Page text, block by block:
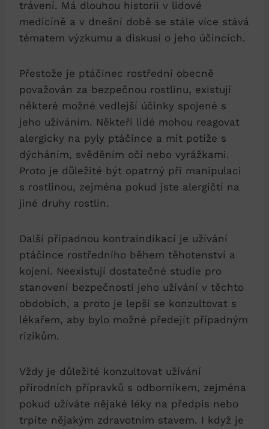
trávení. Má dlouhou​ historii v lidové
medicíně a v dnešní době ​se⁣ stále více stává⁣
tématem výzkumu​ a diskusí o jeho účincích.
Přestože je ⁤ptáčinec rostřední obecně
považován‌ za bezpečnou⁢ rostlinu, ⁤existují
některé ​možné vedlejší účinky‌ spojené​ s
jeho užíváním.‍ Někteří lidé mohou reagovat‍
alergicky na pyly‌ ptáčince a mít potíže s
dýcháním,⁤ svěděním očí nebo vyrážkami.
Proto je důležité být ⁣opatrný⁣ při manipulaci
s rostlinou, zejména pokud jste alergičtí na
jiné ​druhy⁢ rostlin.
Další případnou kontraindikací‍ je užívání
ptáčince​ rostředního během⁢ těhotenství a
kojení.​ Neexistují⁢ dostatečné studie pro
stanovení bezpečnosti jeho‌ užívání​ v⁤ těchto
obdobích, a proto je ⁢lepší ⁣se konzultovat ​s⁤
lékařem, aby bylo možné předejít případným
rizikům.
Vždy‍ je ⁢důležité konzultovat⁣ užívání
přírodních ​přípravků s odborníkem, zejména
pokud‍ užíváte nějaké ‌léky na‌ předpis nebo
trpíte nějakým zdravotním stavem. I když je